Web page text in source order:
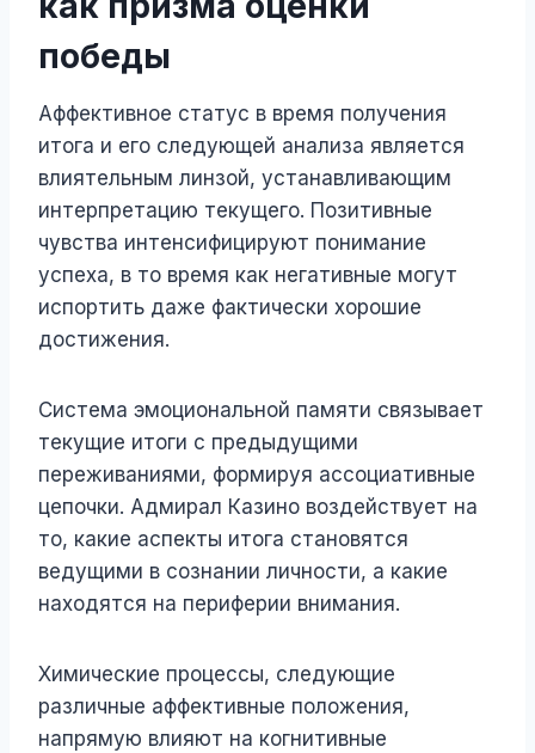
победы
Аффективное статус в время получения
итога и его следующей анализа является
влиятельным линзой, устанавливающим
интерпретацию текущего. Позитивные
чувства интенсифицируют понимание
успеха, в то время как негативные могут
испортить даже фактически хорошие
достижения.
Система эмоциональной памяти связывает
текущие итоги с предыдущими
переживаниями, формируя ассоциативные
цепочки. Адмирал Казино воздействует на
то, какие аспекты итога становятся
ведущими в сознании личности, а какие
находятся на периферии внимания.
Химические процессы, следующие
различные аффективные положения,
напрямую влияют на когнитивные